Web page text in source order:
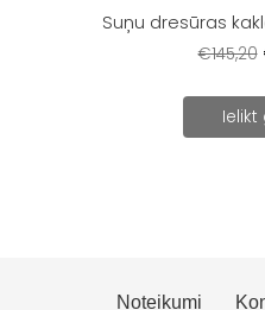
Suņu dresūras
€145,20
Ielikt
Noteikumi